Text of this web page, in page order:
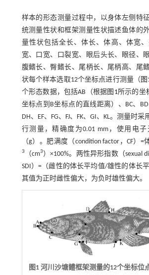
样本的形态测量过程中，以身体左侧特
统测量性状和框架测量性状描述鱼体的
量性状包括全长、体长、体高、体宽
宽、口宽、口裂宽、眼后头长、眼径、
腹鳍长、臀鳍长、尾柄长、尾柄高、尾
状每个样本选取12个坐标点进行测量（ 图
个形态数据，包括AB（根据图1所示的坐
坐标点到B坐标点的直线距离）、BC、BD
DH、EF、FG、FJ、FK、GI、KL。测量时
行测量，精确度为0.01 mm，使用电
（g）。肥满度（condition factor，CF）
3 （cm3）×100%。两性异形指数（sexual
SDI）=（雌性的体长平均值/雄性的体长
其值为正时雌性偏大，为负时雄性偏大。
图1 河川沙塘鳢框架测量的12个坐标位